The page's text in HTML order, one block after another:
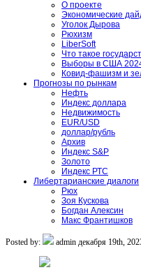
О проекте
Экономические
Уголок Дырова
Рюхизм
LiberSoft
Что такое
Выборы в США
Ковид-фашизм и
Прогнозы по рынкам
Нефть
Индекс доллара
Недвижимость
EUR/USD
доллар/рубль
Архив
Индекс S&P
Золото
Индекс РТС
Либертарианские диалоги
Рюх
Зоя Кускова
Богдан Алексин
Макс Франтишков
Posted by: admin декабря 19th,